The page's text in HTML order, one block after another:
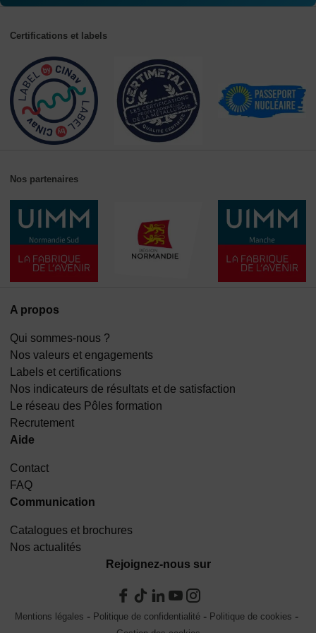
A propos
Qui sommes-nous ?
Nos valeurs et engagements
Labels et certifications
Nos indicateurs de résultats et de satisfaction
Le réseau des Pôles formation
Recrutement
Aide
Contact
FAQ
Communication
Catalogues et brochures
Nos actualités
Rejoignez-nous sur
Certifications et labels
Nos partenaires
Mentions légales Politique de confidentialité
Politique de cookies